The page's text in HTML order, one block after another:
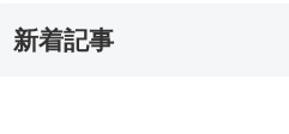
新着記事